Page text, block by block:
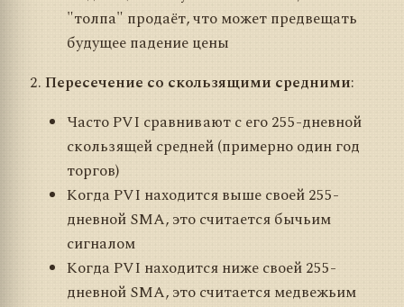
"толпа" продаёт, что может предвещать
будущее падение цены
Пересечение со скользящими средними:
Часто PVI сравнивают с его 255-дневной
скользящей средней (примерно один год
торгов)
Когда PVI находится выше своей 255-
дневной SMA, это считается бычьим
сигналом
Когда PVI находится ниже своей 255-
дневной SMA, это считается медвежьим